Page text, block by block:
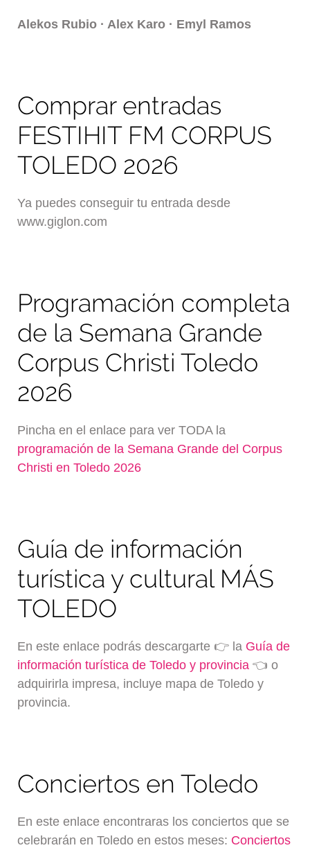
Alekos Rubio · Alex Karo · Emyl Ramos
Comprar entradas
FESTIHIT FM CORPUS
TOLEDO 2026
Ya puedes conseguir tu entrada desde
www.giglon.com
Programación completa
de la Semana Grande
Corpus Christi Toledo
2026
Pincha en el enlace para ver TODA la
programación de la Semana Grande del Corpus
Christi en Toledo 2026
Guía de información
turística y cultural MÁS
TOLEDO
En este enlace podrás descargarte 👉 la Guía de
información turística de Toledo y provincia 👈 o
adquirirla impresa, incluye mapa de Toledo y
provincia.
Conciertos en Toledo
En este enlace encontraras los conciertos que se
celebrarán en Toledo en estos meses: Conciertos